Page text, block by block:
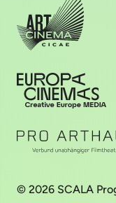
© 2026 SCALA